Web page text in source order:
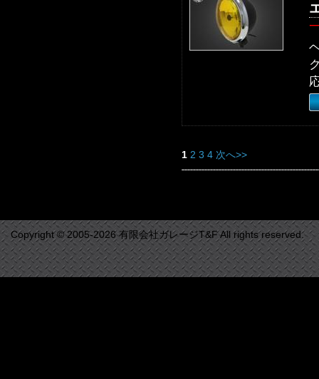
1 2 3 4 次へ>>
Copyright © 2005-2026 有限会社ガレージT&F All rights reserved.